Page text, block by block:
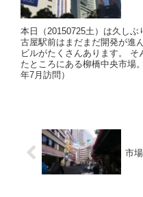
本日（20150725土）は久し
古屋駅前はまだまだ開発が進
ビルがたくさんあります。
たところにある柳橋中央市場
年7月訪問）
市